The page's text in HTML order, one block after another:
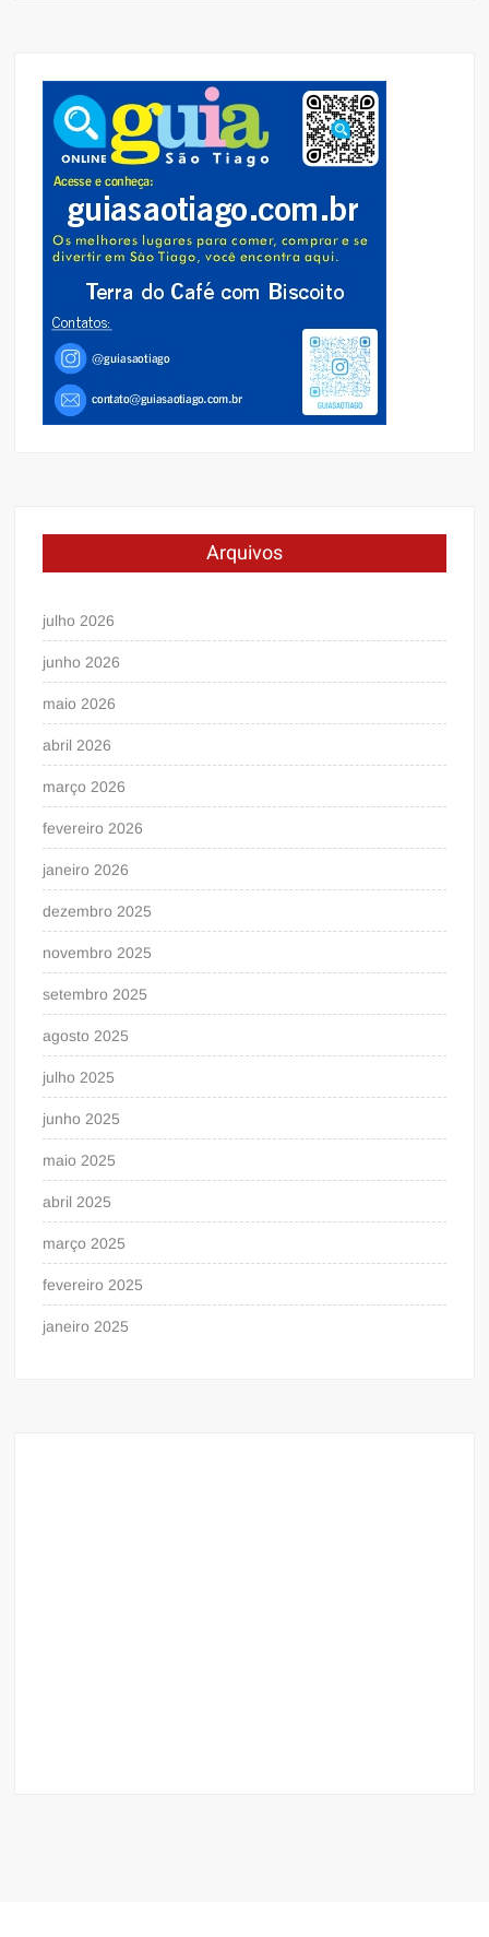
Arquivos
julho 2026
junho 2026
maio 2026
abril 2026
março 2026
fevereiro 2026
janeiro 2026
dezembro 2025
novembro 2025
setembro 2025
agosto 2025
julho 2025
junho 2025
maio 2025
abril 2025
março 2025
fevereiro 2025
janeiro 2025